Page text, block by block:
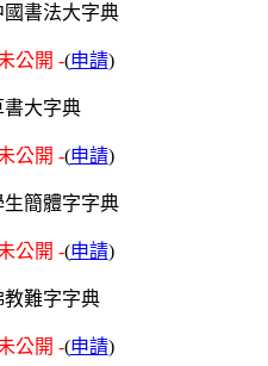
國書法大字典
公開 -(申請)
書大字典
公開 -(申請)
生簡體字字典
公開 -(申請)
教難字字典
公開 -(申請)